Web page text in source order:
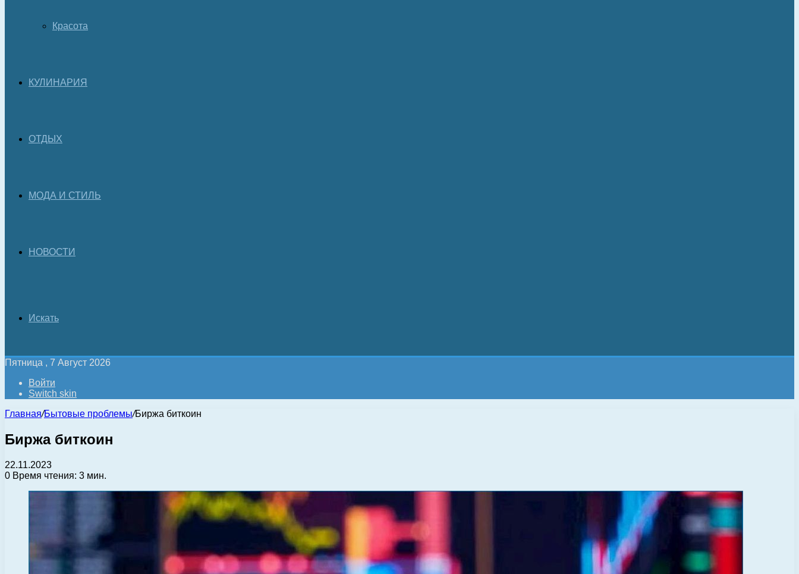
Красота
КУЛИНАРИЯ
ОТДЫХ
МОДА И СТИЛЬ
НОВОСТИ
Искать
Пятница , 7 Август 2026
Войти
Switch skin
Главная/Бытовые проблемы/Биржа биткоин
Биржа биткоин
22.11.2023
0 Время чтения: 3 мин.